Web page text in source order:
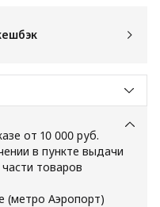
от 10 000 руб.
в пункте выдачи
товаров
(метро Аэропорт)